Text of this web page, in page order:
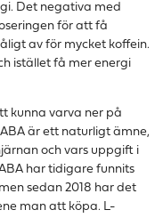
Det negativa med
för att få
av för mycket koffein.
istället få mer energi
kunna varva ner på
är ett naturligt ämne,
och vars uppgift i
har tidigare funnits
sedan 2018 har det
man att köpa. L-